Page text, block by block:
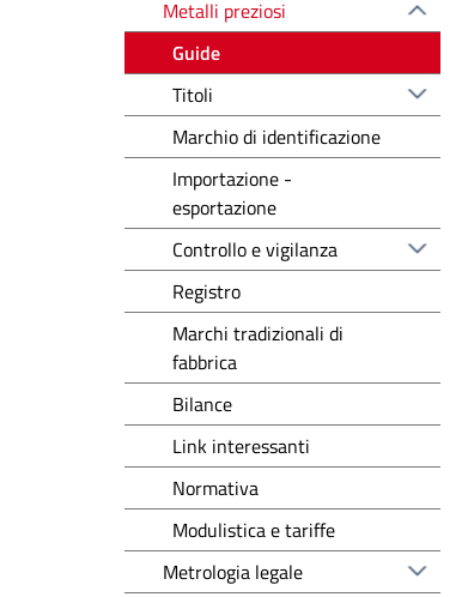
Metalli preziosi
Guide
Titoli
Marchio di identificazione
Importazione -
esportazione
Controllo e vigilanza
Registro
Marchi tradizionali di
fabbrica
Bilance
Link interessanti
Normativa
Modulistica e tariffe
Metrologia legale